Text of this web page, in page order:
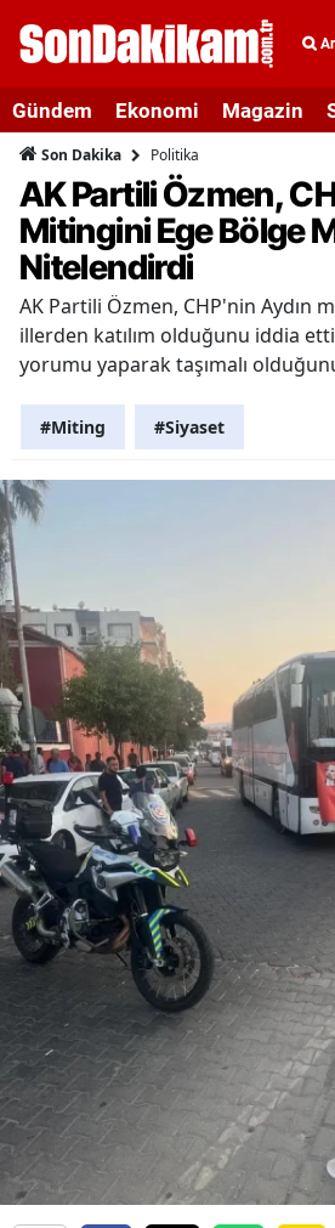
Gündem Ekonomi Magazin
Son Dakika Politika
AK Partili Özmen,
Mitingini Ege Bölge
Nitelendirdi
AK Partili Özmen, CHP'nin Aydın
illerden katılım olduğunu iddia
yorumu yaparak taşımalı
#Miting #Siyaset